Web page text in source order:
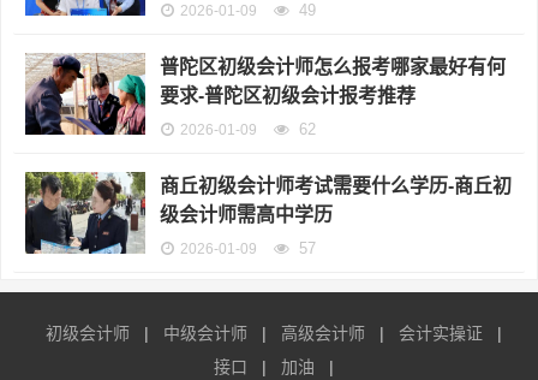
2026-01-09 49
普陀区初级会计师怎么报考哪家最好有何
要求-普陀区初级会计报考推荐
2026-01-09 62
商丘初级会计师考试需要什么学历-商丘初
级会计师需高中学历
2026-01-09 57
初级会计师 | 中级会计师 | 高级会计师 | 会计实操证
|
接口
| 加油 |